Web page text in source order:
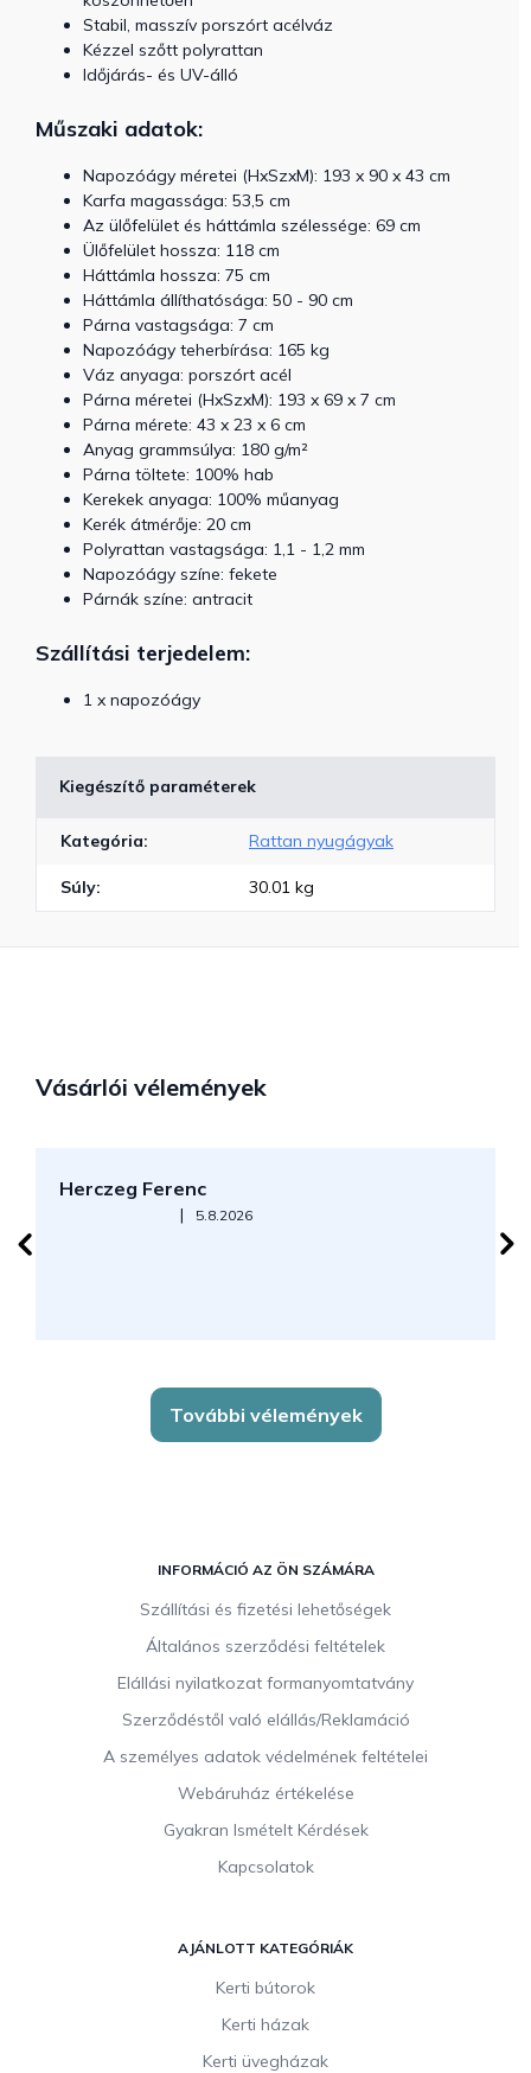
Stabil, masszív porszórt acélváz
Kézzel szőtt polyrattan
Időjárás- és UV-álló
Műszaki adatok:
Napozóágy méretei (HxSzxM): 193 x 90 x 43 cm
Karfa magassága: 53,5 cm
Az ülőfelület és háttámla szélessége: 69 cm
Ülőfelület hossza: 118 cm
Háttámla hossza: 75 cm
Háttámla állíthatósága: 50 - 90 cm
Párna vastagsága: 7 cm
Napozóágy teherbírása: 165 kg
Váz anyaga: porszórt acél
Párna méretei (HxSzxM): 193 x 69 x 7 cm
Párna mérete: 43 x 23 x 6 cm
Anyag grammsúlya: 180 g/m²
Párna töltete: 100% hab
Kerekek anyaga: 100% műanyag
Kerék átmérője: 20 cm
Polyrattan vastagsága: 1,1 - 1,2 mm
Napozóágy színe: fekete
Párnák színe: antracit
Szállítási terjedelem:
1 x napozóágy
Kiegészítő paraméterek
Kategória: Rattan nyugágyak
Súly: 30.01 kg
Vásárlói vélemények
Herczeg Ferenc
Az áruház értékelése 5-ből 5 csillag.
| 5.8.2026
További vélemények
INFORMÁCIÓ AZ ÖN SZÁMÁRA
Szállítási és fizetési lehetőségek
Általános szerződési feltételek
Elállási nyilatkozat formanyomtatvány
Szerződéstől való elállás/Reklamáció
A személyes adatok védelmének feltételei
Webáruház értékelése
Gyakran Ismételt Kérdések
Kapcsolatok
AJÁNLOTT KATEGÓRIÁK
Kerti bútorok
Kerti házak
Kerti üvegházak